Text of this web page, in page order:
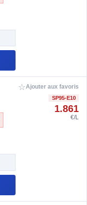
☆Ajouter aux favoris
SP95-E10
1.861
€/L